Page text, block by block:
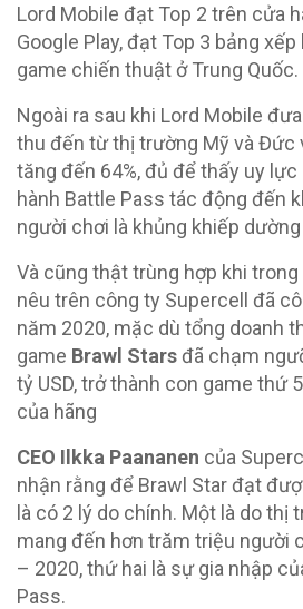
Lord Mobile đạt Top 2 trên cửa
Google Play, đạt Top 3 bảng
game chiến thuật ở Trung Quốc.
Ngoài ra sau khi Lord Mobile
thu đến từ thị trường Mỹ và Đức
tăng đến 64%, đủ để thấy uy
hành Battle Pass tác động đến
người chơi là khủng khiếp
Và cũng thật trùng hợp khi
nêu trên công ty Supercell đã
năm 2020, mặc dù tổng doanh
game Brawl Starsđã chạm
tỷ USD, trở thành con game thứ
của hãng
CEO Ilkka Paananen của
nhận rằng để Brawl Star đạt
là có 2 lý do chính. Một là do thị
mang đến hơn trăm triệu người
– 2020, thứ hai là sự gia nhập
Pass.